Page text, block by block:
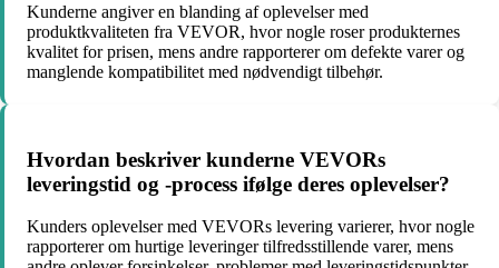
Kunderne angiver en blanding af oplevelser med
produktkvaliteten fra VEVOR, hvor nogle roser produkternes
kvalitet for prisen, mens andre rapporterer om defekte varer og
manglende kompatibilitet med nødvendigt tilbehør.
Hvordan beskriver kunderne VEVORs
leveringstid og -process ifølge deres oplevelser?
Kunders oplevelser med VEVORs levering varierer, hvor nogle
rapporterer om hurtige leveringer tilfredsstillende varer, mens